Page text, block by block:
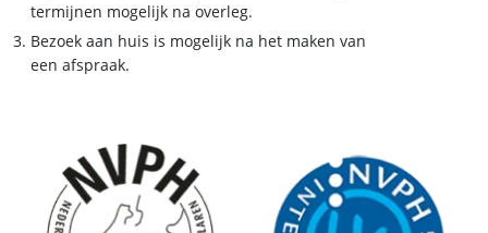
termijnen mogelijk na overleg.
Bezoek aan huis is mogelijk na het maken van
een afspraak.